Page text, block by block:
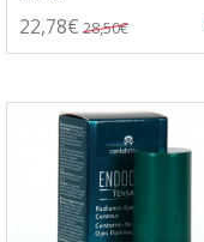
22,78€ 28,50€